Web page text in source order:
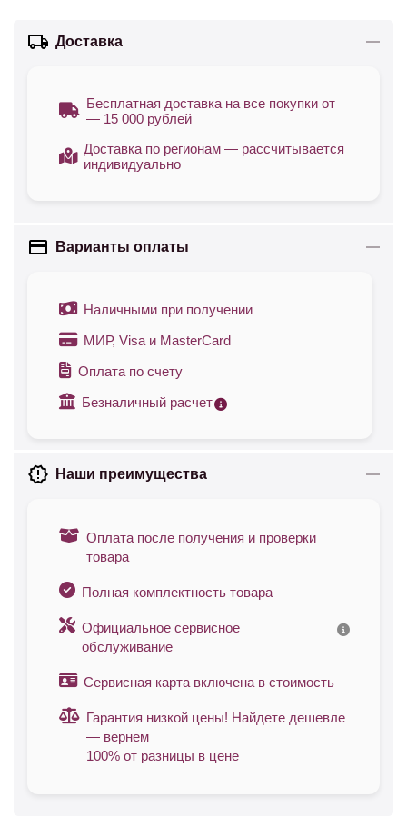
Доставка
Бесплатная доставка на все покупки от
— 15 000 рублей
Доставка по регионам — рассчитывается
индивидуально
Варианты оплаты
Наличными при получении
МИР, Visa и MasterCard
Оплата по счету
Безналичный расчет
Наши преимущества
Оплата после получения и проверки
товара
Полная комплектность товара
Официальное сервисное
обслуживание
Сервисная карта включена в стоимость
Гарантия низкой цены! Найдете дешевле
— вернем
100% от разницы в цене